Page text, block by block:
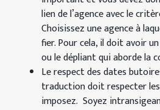
lien de l’agence avec le
Choisissez une agence à
fier. Pour cela, il doit avoir
ou le dépliant qui aborde la
Le respect des dates
traduction doit respecter
imposez. Soyez